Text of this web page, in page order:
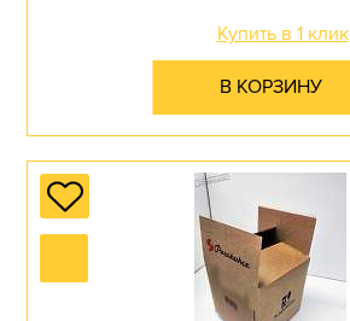
Купить в 1 клик
В КОРЗИНУ